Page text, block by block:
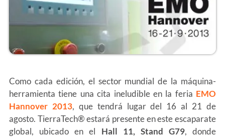
Como cada edición, el sector mundial de la máquina-
herramienta tiene una cita ineludible en la feria EMO
Hannover 2013, que tendrá lugar del 16 al 21 de
agosto. TierraTech® estará presente en este escaparate
global, ubicado en el Hall 11, Stand G79, donde